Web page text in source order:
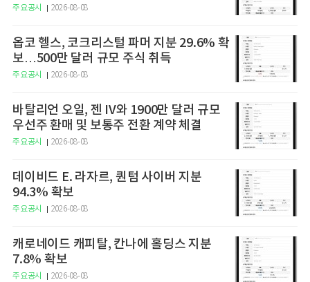
주요공시 2026-08-08
옵코 헬스, 코크리스털 파머 지분 29.6% 확
보…500만 달러 규모 주식 취득
주요공시 2026-08-08
바탈리언 오일, 젠 IV와 1900만 달러 규모
우선주 환매 및 보통주 전환 계약 체결
주요공시 2026-08-08
데이비드 E. 라자르, 퀀텀 사이버 지분
94.3% 확보
주요공시 2026-08-08
캐로네이드 캐피탈, 칸나에 홀딩스 지분
7.8% 확보
주요공시 2026-08-08